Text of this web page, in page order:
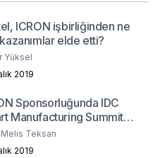
ICRON işbirliğinden ne
elde etti?
Yüksel
2019
Sponsorluğunda IDC
Manufacturing Summit
Melis Teksan
2019